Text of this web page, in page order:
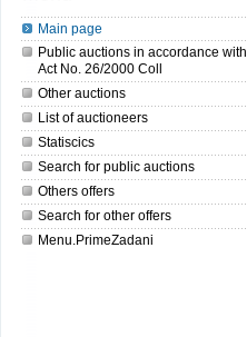
Main page
Public auctions in accordance with
Act No. 26/2000 Coll
Other auctions
List of auctioneers
Statiscics
Search for public auctions
Others offers
Search for other offers
Menu.PrimeZadani